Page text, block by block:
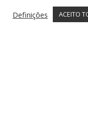
Definições
ACEITO